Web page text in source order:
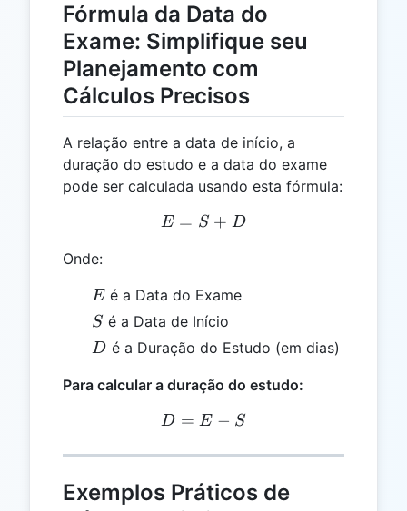
Fórmula da Data do
Exame: Simplifique seu
Planejamento com
Cálculos Precisos
A relação entre a data de início, a
duração do estudo e a data do exame
pode ser calculada usando esta fórmula:
E = S + D
E = S + D
Onde:
E
E é a Data do Exame
S
S é a Data de Início
D
D é a Duração do Estudo (em dias)
Para calcular a duração do estudo:
D = E - S
D = E − S
Exemplos Práticos de